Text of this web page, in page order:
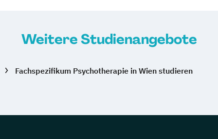
Weitere Studienangebote
Fachspezifikum Psychotherapie in Wien studieren